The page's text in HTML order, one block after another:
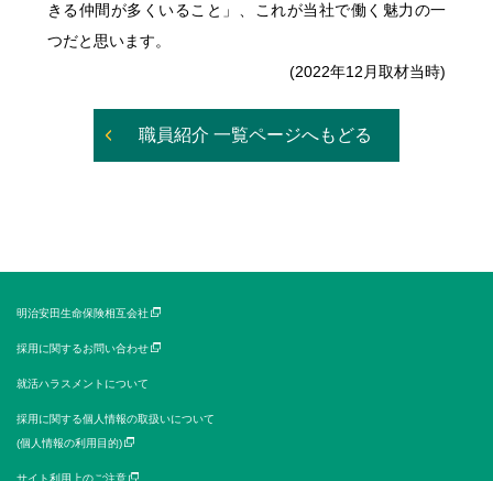
きる仲間が多くいること」、これが当社で働く魅力の一
つだと思います。
(2022年12月取材当時)
職員紹介 一覧ページへもどる
明治安田生命保険相互会社
採用に関するお問い合わせ
就活ハラスメントについて
採用に関する個人情報の取扱いについて
(個人情報の利用目的)
サイト利用上のご注意